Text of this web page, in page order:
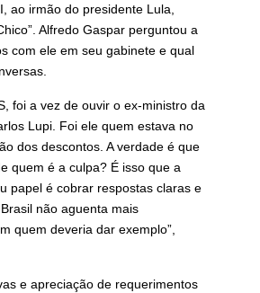
ao irmão do presidente Lula,
Alfredo Gaspar perguntou a
com ele em seu gabinete e qual
foi a vez de ouvir o ex-ministro da
Lupi. Foi ele quem estava no
dos descontos. A verdade é que
quem é a culpa? É isso que a
papel é cobrar respostas claras e
não aguenta mais
quem deveria dar exemplo”,
e apreciação de requerimentos